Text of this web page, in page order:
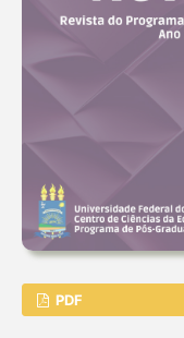
PDF